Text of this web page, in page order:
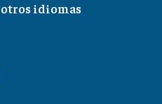
idiomas